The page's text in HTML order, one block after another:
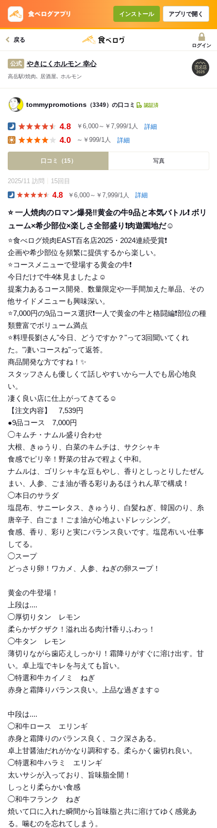
インストール アプリで開く
戻る
ログイン
公式 やきにくホルモン 幸心
高岳駅/焼肉､ 居酒屋､ ホルモン
tommypromotions （3349）の口コミ 認証済
4.8 ￥6,000～￥7,999/1人 詳細
4.0 ～￥999/1人 詳細
口コミ（15） 写真
2025/11 訪問 15回目
4.8 ￥6,000～￥7,999/1人 詳細
⭐️ 一人焼肉のロマン爆発‼️黄金の牛9品と本気バトル❗️ ボリ
ューム×希少部位×楽しさ全部盛り❗️肉遊園地だ☺️
⭐️食べログ焼肉EAST百名店2025・2024連続受賞❗️
企画や希少部位を頻繁に提供するから楽しい。
⭐️コースメニューで登場する黄金の牛❗️
今日だけで牛4体見ましたよ☺️
提案力あるコース開発、数量限定や一手間加えた単品、その
他サイドメニューも興味深い。
⭐️7,000円の9品コース選択❗️一人で黄金の牛と格闘編❗️部位の種
類豊富でボリューム満点
⭐️料理長劉さん"今日、どうですか？"って3回聞いてくれ
た。"凄いコースね"って返答。
商品開発な方ですね！✨
スタッフさんも優しくて話しやすいから一人でも居心地良
い。
凄く良い店に仕上がってきてる☺️
【注文内容】 7,539円
●9品コース 7,000円
◯キムチ・ナムル盛り合わせ
大根、きゅうり、白菜のキムチは、サクシャキ
食感でピリ辛！野菜の甘みで程よく中和。
ナムルは、ゴリシャキな豆もやし、香りとしっとりしたぜん
まい、人参、ごま油が香る彩りあるほうれん草で構成！
◯本日のサラダ
塩昆布、サニーレタス、きゅうり、白髪ねぎ、韓国のり、糸
唐辛子、白ごま！ごま油が心地よいドレッシング。
食感、香り、彩りと実にバランス良いです。塩昆布いい仕事
してる。
◯スープ
どっさり卵！ワカメ、人参、ねぎの卵スープ！
黄金の牛登場！
上段は....
◯厚切りタン レモン
柔らかザクザク！溢れ出る肉汁❗️香りふわっ！
◯牛タン レモン
薄切りながら歯応えしっかり！霜降りがすぐに溶け出す。甘
い。卓上塩でキレを与えても旨い。
◯特選和牛カイノミ ねぎ
赤身と霜降りバランス良い。上品な過ぎます☺️
中段は....
◯和牛ロース エリンギ
赤身と霜降りのバランス良く、コク深さある。
卓上甘醤油だれがかなり調和する。柔らかく歯切れ良い。
◯特選和牛ハラミ エリンギ
太いサシが入っており、旨味脂全開！
しっとり柔らかい食感
◯和牛フランク ねぎ
焼いて口に入れた瞬間から旨味脂と共に溶けてゆく感覚あ
る。噛むのを忘れてしまう。